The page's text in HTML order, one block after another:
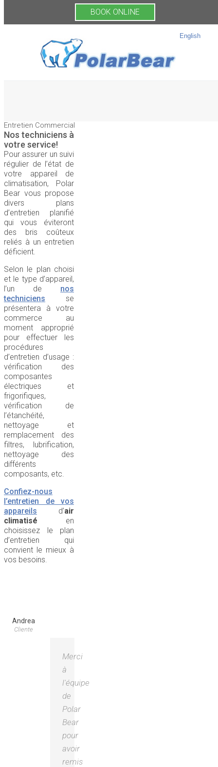
BOOK ONLINE
English
Entretien Commercial
Nos techniciens à
votre service!
Pour assurer un suivi
régulier de l’état de
votre appareil de
climatisation, Polar
Bear vous propose
divers plans
d’entretien planifié
qui vous éviteront
des bris coûteux
reliés à un entretien
déficient.
Selon le plan choisi
et le type d’appareil,
l’un de nos
techniciens se
présentera à votre
commerce au
moment approprié
pour effectuer les
procédures
d’entretien d’usage :
vérification des
composantes
électriques et
frigorifiques,
vérification de
l’étanchéité,
nettoyage et
remplacement des
filtres, lubrification,
nettoyage des
différents
composants, etc.
Confiez-nous
l’entretien de vos
appareils d’air
climatisé en
choisissez le plan
d’entretien qui
convient le mieux à
vos besoins.
Andrea
Cliente
Merci
à
l'équipe
de
Polar
Bear
pour
avoir
remis